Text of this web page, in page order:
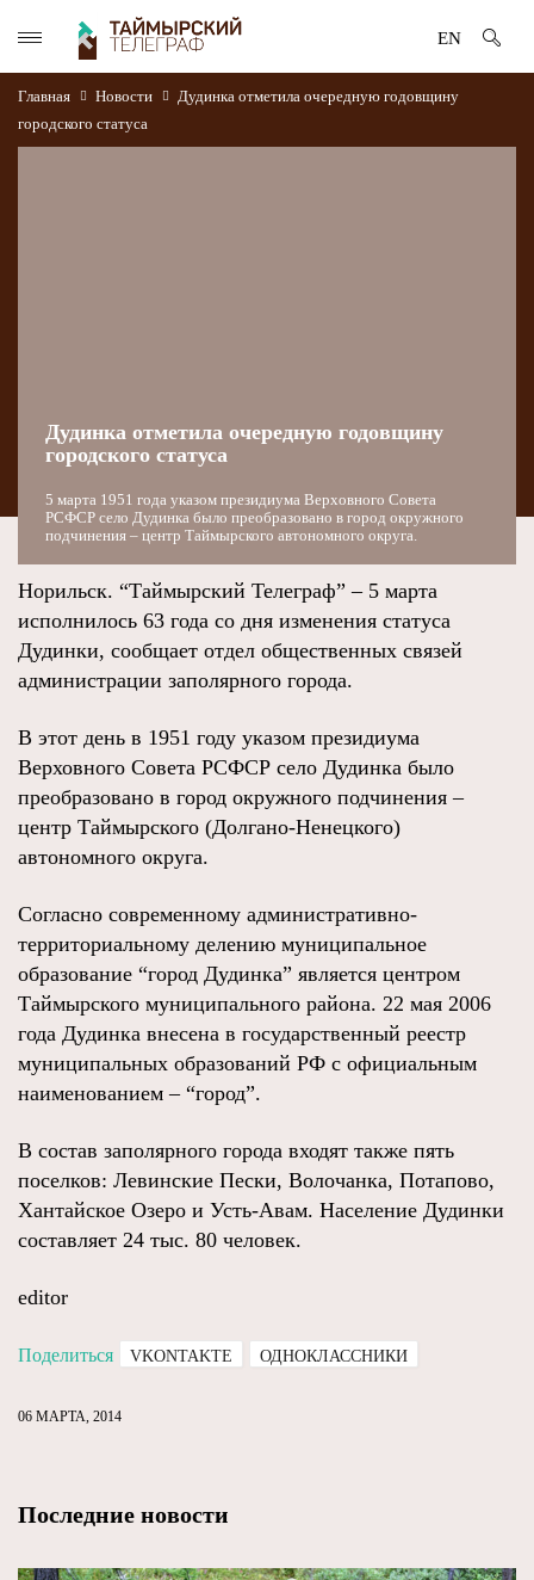
EN
Главная Новости
Дудинка отметила очередную годовщину
городского статуса
Дудинка отметила очередную годовщину
городского статуса
5 марта 1951 года указом президиума Верховного Совета
РСФСР село Дудинка было преобразовано в город окружного
подчинения – центр Таймырского автономного округа.
Норильск. “Таймырский Телеграф” – 5 марта
исполнилось 63 года со дня изменения статуса
Дудинки, сообщает отдел общественных связей
администрации заполярного города.
В этот день в 1951 году указом президиума
Верховного Совета РСФСР село Дудинка было
преобразовано в город окружного подчинения –
центр Таймырского (Долгано-Ненецкого)
автономного округа.
Согласно современному административно-
территориальному делению муниципальное
образование “город Дудинка” является центром
Таймырского муниципального района. 22 мая 2006
года Дудинка внесена в государственный реестр
муниципальных образований РФ с официальным
наименованием – “город”.
В состав заполярного города входят также пять
поселков: Левинские Пески, Волочанка, Потапово,
Хантайское Озеро и Усть-Авам. Население Дудинки
составляет 24 тыс. 80 человек.
editor
Поделиться VKONTAKTE ОДНОКЛАССНИКИ
06 МАРТА, 2014
Последние новости